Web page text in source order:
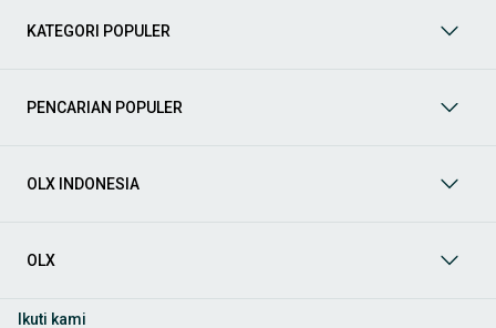
berkualitas dan terpercaya di
! Dapatkan penawaran
Suzuki, hingga Mitsubishi, tersedia berbagai model MPV, SUV,
Anda dengan
terbaik dari OLX! Temukan
aksesoris eksterior seperti
berbagai pilihan
KATEGORI POPULER
PENCARIAN POPULER
OLX INDONESIA
OLX
Ikuti kami